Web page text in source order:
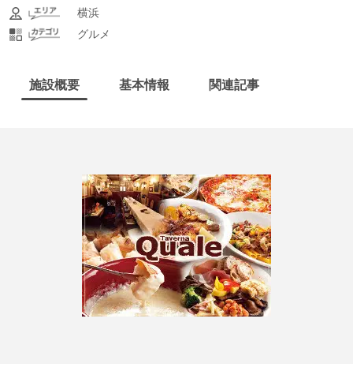
横浜
グルメ
施設概要 基本情報 関連記事